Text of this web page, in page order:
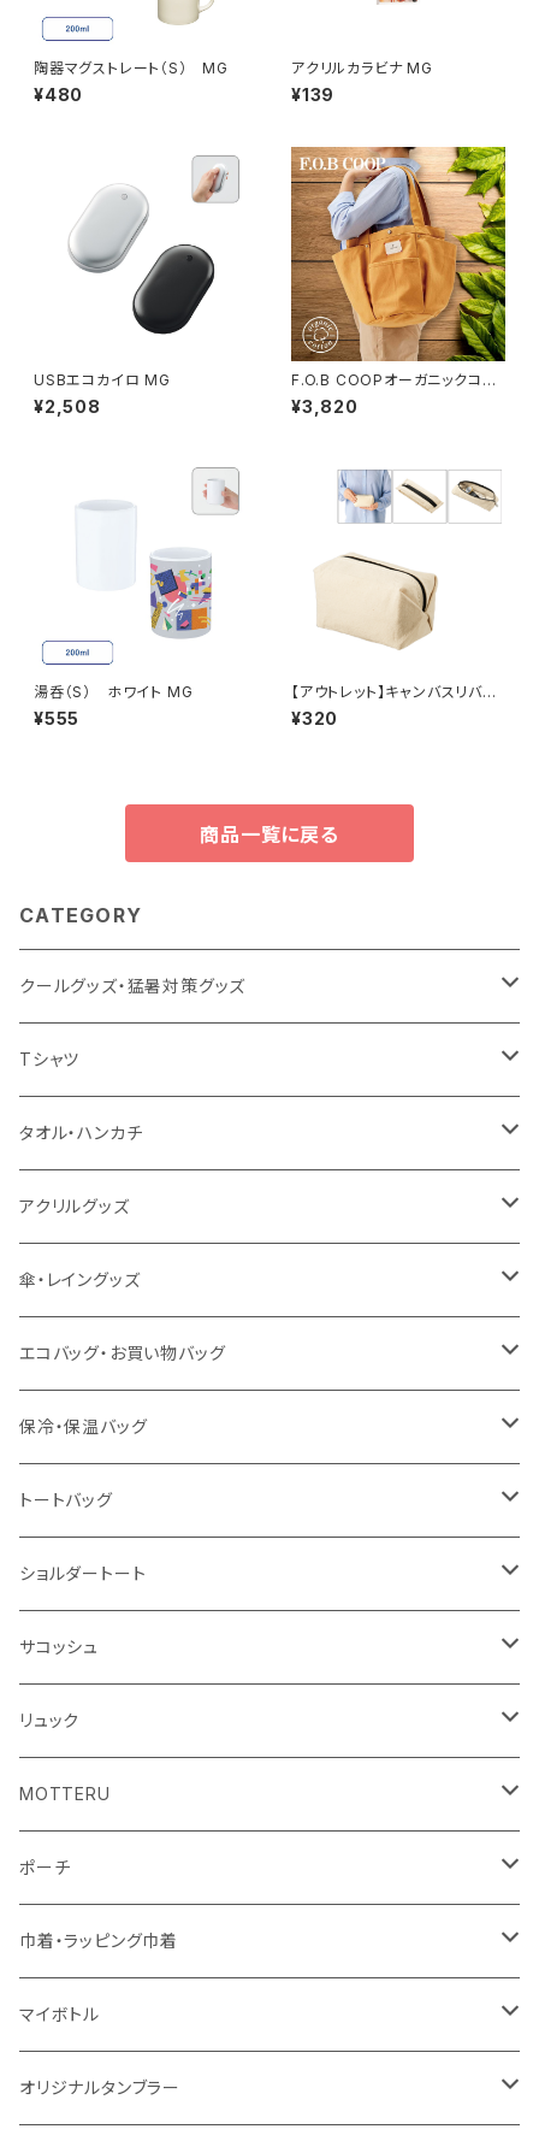
陶器マグストレート（S） MG
¥480
アクリルカラビナ MG
¥139
USBエコカイロ MG
¥2,508
F.O.B COOPオーガニックコッ
トンガーデニングバッグ MG
¥3,820
湯呑（S） ホワイト MG
¥555
【アウトレット】キャンバスリバー
¥320
商品一覧に戻る
CATEGORY
クールグッズ・猛暑対策グッズ
扇風機
うちわ
猛暑グッズ
冷感グッズ
Tシャツ
カスタムプリントTシャツ（国内プリント）
イージーオーダーTシャツ（海外生産）
タオル・ハンカチ
名入れタオル
今治タオル
泉州おくばりタオル
冷感タオル
ハンカチ
アクリルグッズ
キーホルダー
スタンド
バッジ
ライティングスタンド
アクリル雑貨
傘・レイングッズ
傘
ポンチョ
エコバッグ・お買い物バッグ
ポリエステル
フェアトレードコットン
ジュートコットン
キャンパス
不織布
コットン
保冷・保温バッグ
キャンパス
デニム
ポリエステル
不織布
トートバッグ
オーガニックコットン
シーチング
10oz
フェアトレードコットン
コットンリネン
ジュートコットン
再生ファブリック
コットン
5oz
シーチング
キャンパス
8oz
デニム・デニムライク
ショルダートート
オーガニックコットン
コットンリネン
再生ファブリック
5oz
10oz
コットン
シーチング
キャンパス
10oz
12oz
デニム
ポリエステル
サコッシュ
オーガニックコットン
フェアトレードコットン
ジュートコットン
再生ファブリック
5oz
コットン
5oz
キャンパス
リュック
コットン
5oz
デニム
ポリエステル
不織布
スウェット
MOTTERU
お買い物バッグ
ボトル
タンブラー
ランチグッズ
ポーチ
オーガニックコットン
フェアトレードコットン
再生ファブリック
巾着・ラッピング巾着
コットン
オーガニックコットン
マイボトル
ステンレスサーモ
オリジナルタンブラー